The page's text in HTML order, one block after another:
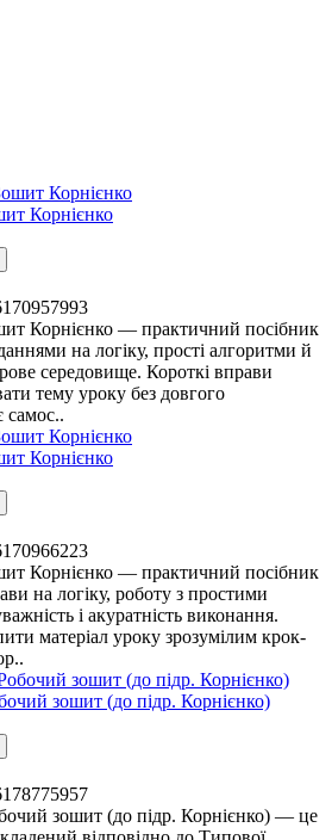
Корнієнко
Корнієнко — практичний посібник
на логіку, прості алгоритми й
середовище. Короткі вправи
тему уроку без довгого
самос..
Корнієнко
Корнієнко — практичний посібник
на логіку, роботу з простими
і акуратність виконання.
матеріал уроку зрозумілим крок-
зошит (до підр. Корнієнко)
зошит (до підр. Корнієнко) — це